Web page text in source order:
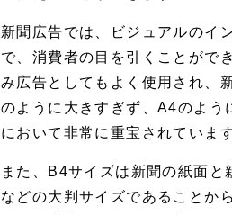
新聞広告では、ビジュアルのイ
で、消費者の目を引くことがで
み広告としてもよく使用され、
のように大きすぎず、A4のよう
において非常に重宝されています
また、B4サイズは新聞の紙面
などの大判サイズであることか